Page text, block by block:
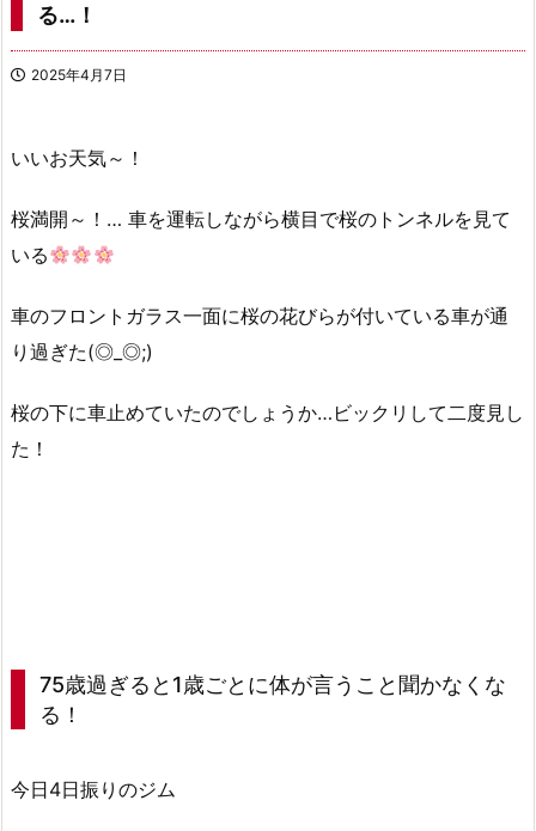
る…！
2025年4月7日
いいお天気～！
桜満開～！… 車を運転しながら横目で桜のトンネルを見て
いる
車のフロントガラス一面に桜の花びらが付いている車が通
り過ぎた(◎_◎;)
桜の下に車止めていたのでしょうか…ビックリして二度見し
た！
75歳過ぎると1歳ごとに体が言うこと聞かなくな
る！
今日4日振りのジム